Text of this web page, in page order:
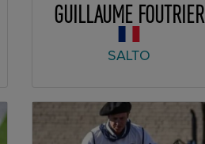
GUILLAUME FOUTRIER
SALTO